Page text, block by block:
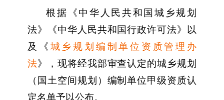
根据《中华人民共和国城乡规划
法》《中华人民共和国行政许可法》以
及《 城乡规划编制单位资质管理办
法》，现将经我部审查认定的城乡规划
（国土空间规划）编制单位甲级资质认
定名单予以公布。